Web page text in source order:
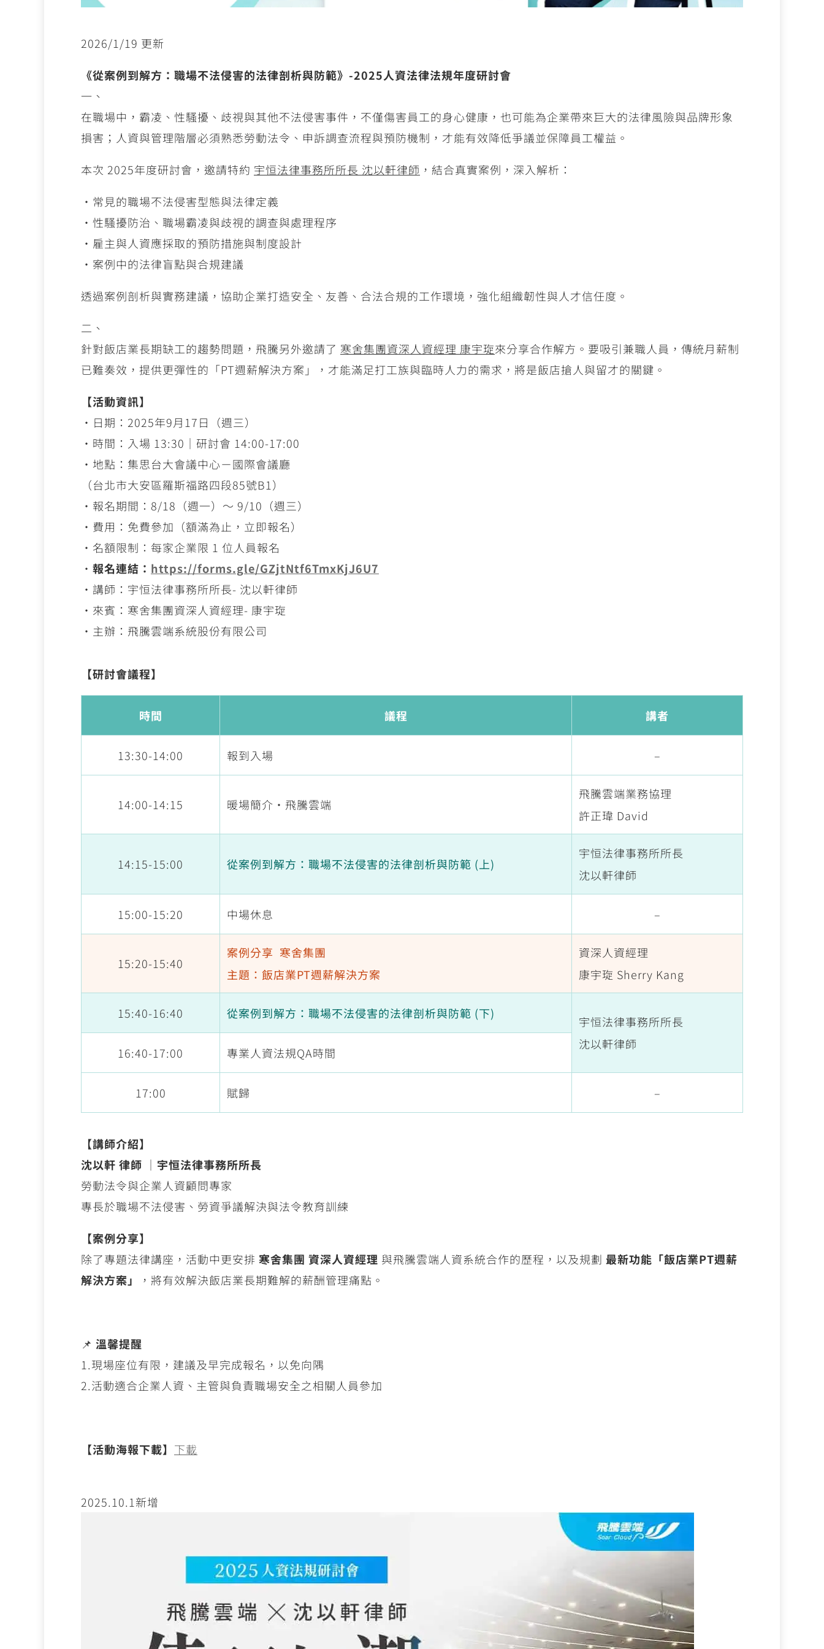
2026/1/19 更新
《從案例到解方：職場不法侵害的法律剖析與防範》-2025人資法律法規年度研討會
一、
在職場中，霸凌、性騷擾、歧視與其他不法侵害事件，不僅傷害員工的身心健康，也可能為企業帶來巨大的法律風險與品牌形象
損害；人資與管理階層必須熟悉勞動法令、申訴調查流程與預防機制，才能有效降低爭議並保障員工權益。
本次 2025年度研討會，邀請特約 宇恒法律事務所所長 沈以軒律師 ，結合真實案例，深入解析：
‧常見的職場不法侵害型態與法律定義
‧性騷擾防治、職場霸凌與歧視的調查與處理程序
‧雇主與人資應採取的預防措施與制度設計
‧案例中的法律盲點與合規建議
透過案例剖析與實務建議，協助企業打造安全、友善、合法合規的工作環境，強化組織韌性與人才信任度。
二、
針對飯店業長期缺工的趨勢問題，飛騰另外邀請了 寒舍集團資深人資經理 康宇琁來分享合作解方。要吸引兼職人員，傳統月薪制
已難奏效，提供更彈性的「PT週薪解決方案」，才能滿足打工族與臨時人力的需求，將是飯店搶人與留才的關鍵。
【活動資訊】
‧日期：2025年9月17日（週三）
‧時間：入場 13:30｜研討會 14:00-17:00
‧地點：集思台大會議中心－國際會議廳
（台北市大安區羅斯福路四段85號B1）
‧報名期間：8/18（週一）～ 9/10（週三）
‧費用：免費參加（額滿為止，立即報名）
‧名額限制：每家企業限 1 位人員報名
‧ 報名連結： https://forms.gle/GZjtNtf6TmxKjJ6U7
‧講師：宇恒法律事務所所長- 沈以軒律師
‧來賓：寒舍集團資深人資經理- 康宇琁
‧主辦：飛騰雲端系統股份有限公司
【研討會議程】
時間 議程 講者
13:30-14:00 報到入場 –
14:00-14:15 暖場簡介‧飛騰雲端
飛騰雲端業務協理
許正瑋 David
14:15-15:00 從案例到解方：職場不法侵害的法律剖析與防範 (上)
宇恒法律事務所所長
沈以軒律師
15:00-15:20 中場休息 –
15:20-15:40
案例分享 寒舍集團
主題：飯店業PT週薪解決方案
資深人資經理
康宇琁 Sherry Kang
15:40-16:40 從案例到解方：職場不法侵害的法律剖析與防範 (下)
宇恒法律事務所所長
沈以軒律師
16:40-17:00 專業人資法規QA時間
17:00 賦歸 –
【講師介紹】
沈以軒 律師 ｜ 宇恒法律事務所所長
勞動法令與企業人資顧問專家
專長於職場不法侵害、勞資爭議解決與法令教育訓練
【案例分享】
除了專題法律講座，活動中更安排 寒舍集團 資深人資經理 與飛騰雲端人資系統合作的歷程，以及規劃 最新功能「飯店業PT週薪
解決方案」
，將有效解決飯店業長期難解的薪酬管理痛點。
📌 溫馨提醒
1.現場座位有限，建議及早完成報名，以免向隅
2.活動適合企業人資、主管與負責職場安全之相關人員參加
【活動海報下載】 下載
2025.10.1新增